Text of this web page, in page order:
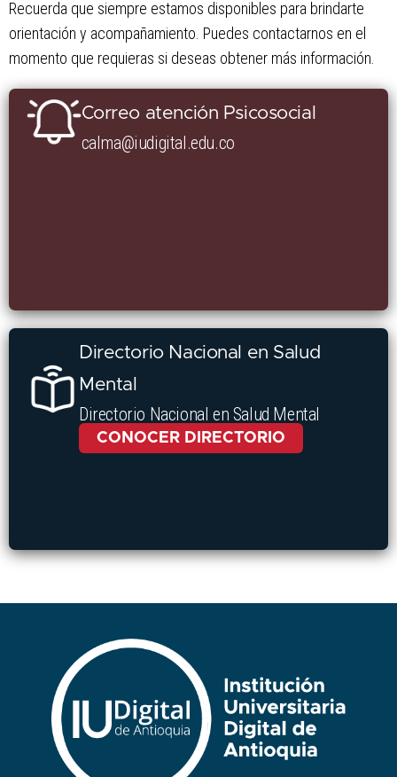
Recuerda que siempre estamos disponibles para brindarte
orientación y acompañamiento. Puedes contactarnos en el
momento que requieras si deseas obtener más información.
Correo atención Psicosocial
calma@iudigital.edu.co
Directorio Nacional en Salud
Mental
Directorio Nacional en Salud Mental
CONOCER DIRECTORIO